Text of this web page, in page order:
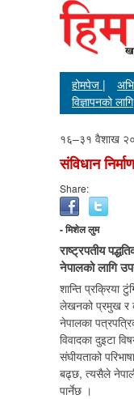
होमपेज |
विज्ञापनको लागि
१६–३१ वैशाख
संविधान
Share:
- मिशेल लुम
राष्ट्रपतीय
नेपालको लागि
शान्ति प्रक्रिया
लेखनको प्रमुख र
नेपालका
विवादका दुइटा
संघीयताको
बढ्छ, त्यसैले
पार्नेछ ।